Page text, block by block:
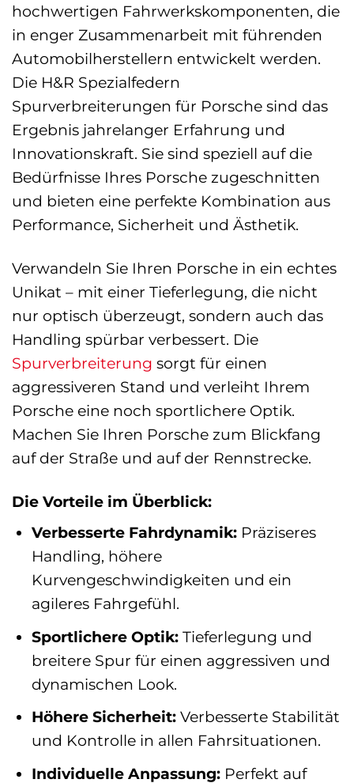
hochwertigen Fahrwerkskomponenten, die
in enger Zusammenarbeit mit führenden
Automobilherstellern entwickelt werden.
Die H&R Spezialfedern
Spurverbreiterungen für Porsche sind das
Ergebnis jahrelanger Erfahrung und
Innovationskraft. Sie sind speziell auf die
Bedürfnisse Ihres Porsche zugeschnitten
und bieten eine perfekte Kombination aus
Performance, Sicherheit und Ästhetik.
Verwandeln Sie Ihren Porsche in ein echtes
Unikat – mit einer Tieferlegung, die nicht
nur optisch überzeugt, sondern auch das
Handling spürbar verbessert. Die
Spurverbreiterung sorgt für einen
aggressiveren Stand und verleiht Ihrem
Porsche eine noch sportlichere Optik.
Machen Sie Ihren Porsche zum Blickfang
auf der Straße und auf der Rennstrecke.
Die Vorteile im Überblick:
Verbesserte Fahrdynamik:Präziseres
Handling, höhere
Kurvengeschwindigkeiten und ein
agileres Fahrgefühl.
Sportlichere Optik:Tieferlegung und
breitere Spur für einen aggressiven und
dynamischen Look.
Höhere Sicherheit:Verbesserte Stabilität
und Kontrolle in allen Fahrsituationen.
Individuelle Anpassung:Perfekt auf